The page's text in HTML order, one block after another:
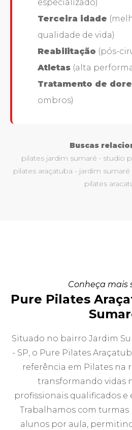
especializado)
Terceira idade
qualidade de vida)
Reabilitação (pós-
Atletas (alta
Tratamento de
ombros)
Buscas
pilates jardim sumaré • studio
pilates araçatuba - jardim
pilates
Conheça mais
Pure Pilates
Situado no bairro Jardim
- SP, o Pure Pilates
referência em Pilates na
transformando vidas
profissionais qualificados
Trabalhamos com turmas
alunos por aula,